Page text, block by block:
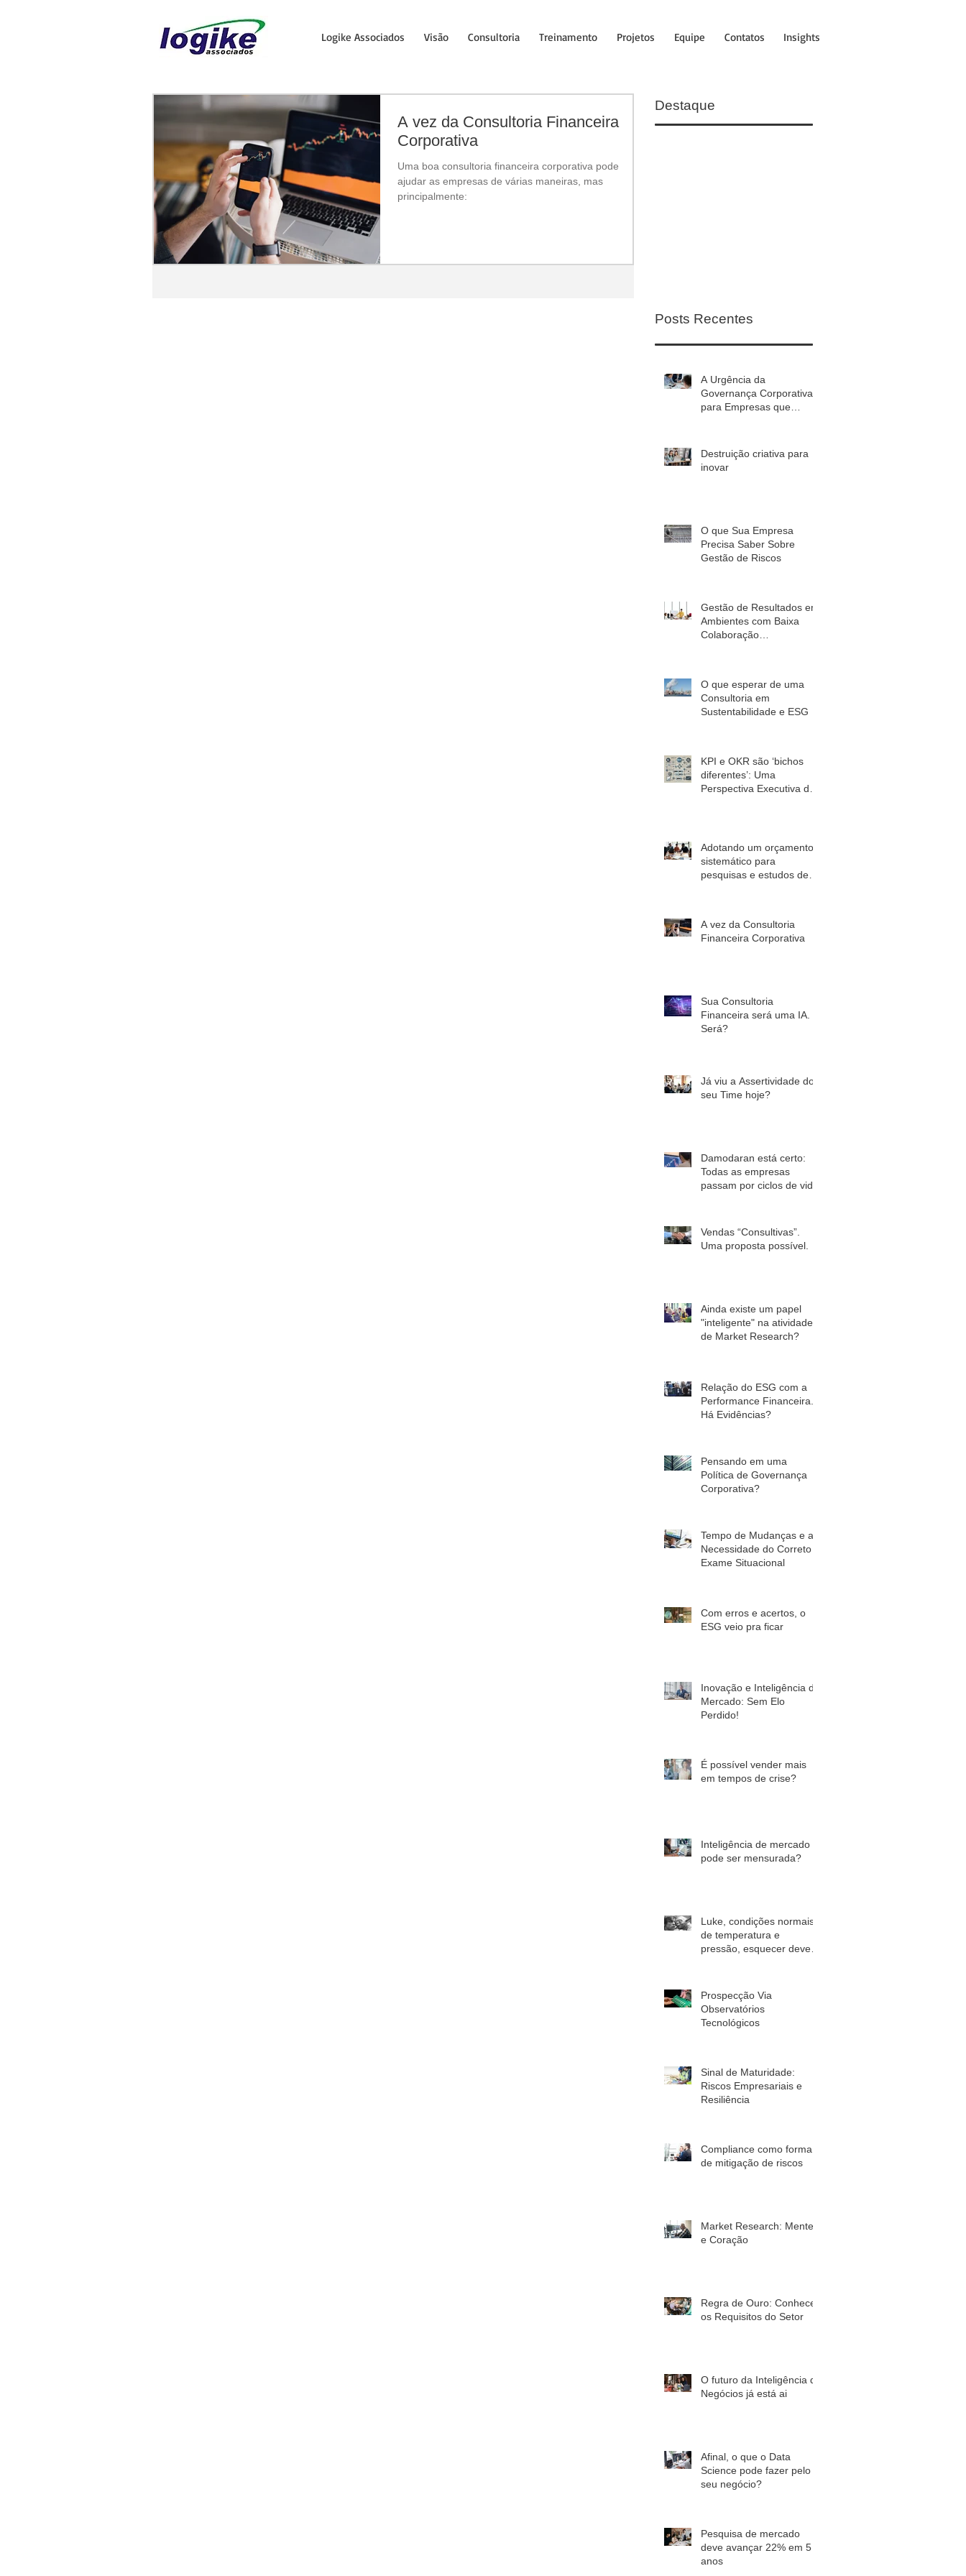
Logike Associados Visão Consultoria Treinamento Projetos Equipe Contatos Insights
A vez da Consultoria Financeira
Corporativa
Uma boa consultoria financeira corporativa pode
ajudar as empresas de várias maneiras, mas
principalmente:
Destaque
Posts Recentes
A Urgência da
Governança Corporativa
para Empresas que
Destruição criativa para
inovar
O que Sua Empresa
Precisa Saber Sobre
Gestão de Riscos
Gestão de Resultados em
Ambientes com Baixa
Colaboração
O que esperar de uma
Consultoria em
Sustentabilidade e ESG
KPI e OKR são ‘bichos
diferentes’: Uma
Perspectiva Executiva de
Adotando um orçamento
sistemático para
pesquisas e estudos de
A vez da Consultoria
Financeira Corporativa
Sua Consultoria
Financeira será uma IA.
Será?
Já viu a Assertividade do
seu Time hoje?
Damodaran está certo:
Todas as empresas
passam por ciclos de vida.
Vendas “Consultivas”.
Uma proposta possível.
Ainda existe um papel
"inteligente" na atividade
de Market Research?
Relação do ESG com a
Performance Financeira.
Há Evidências?
Pensando em uma
Política de Governança
Corporativa?
Tempo de Mudanças e a
Necessidade do Correto
Exame Situacional
Com erros e acertos, o
ESG veio pra ficar
Inovação e Inteligência de
Mercado: Sem Elo
Perdido!
É possível vender mais
em tempos de crise?
Inteligência de mercado
pode ser mensurada?
Luke, condições normais
de temperatura e
pressão, esquecer deve
Prospecção Via
Observatórios
Tecnológicos
Sinal de Maturidade:
Riscos Empresariais e
Resiliência
Compliance como forma
de mitigação de riscos
Market Research: Mente
e Coração
Regra de Ouro: Conhecer
os Requisitos do Setor
O futuro da Inteligência de
Negócios já está ai
Afinal, o que o Data
Science pode fazer pelo
seu negócio?
Pesquisa de mercado
deve avançar 22% em 5
anos